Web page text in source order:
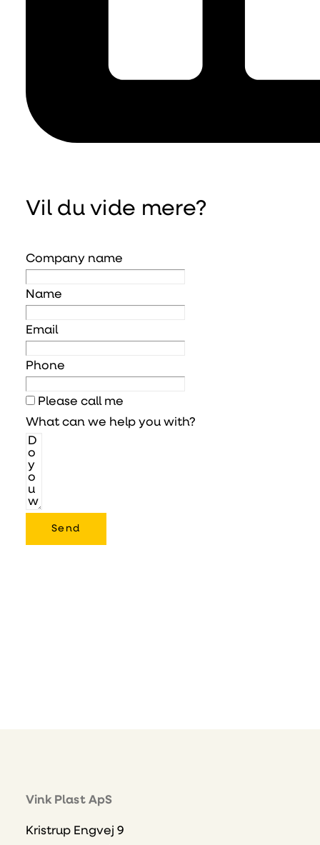
Vil du vide mere?
Company name
Name
Email
Phone
Please call me
What can we help you with?
Send
Vink Plast ApS
Kristrup Engvej 9